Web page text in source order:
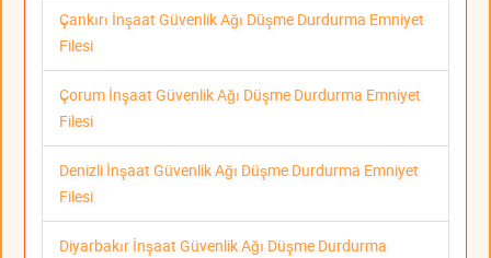
Çankırı İnşaat Güvenlik Ağı Düşme Durdurma Emniyet
Filesi
Çorum İnşaat Güvenlik Ağı Düşme Durdurma Emniyet
Filesi
Denizli İnşaat Güvenlik Ağı Düşme Durdurma Emniyet
Filesi
Diyarbakır İnşaat Güvenlik Ağı Düşme Durdurma